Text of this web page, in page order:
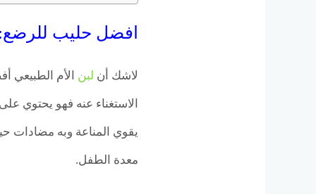
افضل حليب للرضع:
لاشك أن لبن الأم الطبيعي
الاستغناء عنه فهو يحتوي
يقوي المناعة وبه مضادات
معدة الطفل.